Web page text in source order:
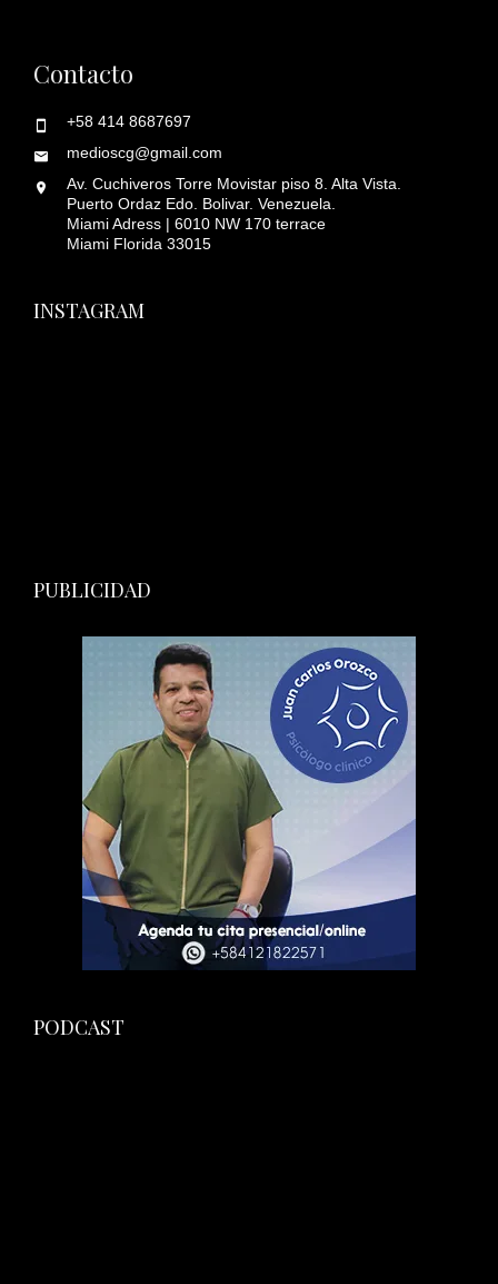
Contacto
+58 414 8687697
medioscg@gmail.com
Av. Cuchiveros Torre Movistar piso 8. Alta Vista.
Puerto Ordaz Edo. Bolivar. Venezuela.
Miami Adress | 6010 NW 170 terrace
Miami Florida 33015
INSTAGRAM
PUBLICIDAD
PODCAST